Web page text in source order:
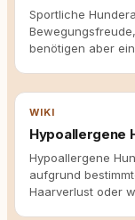
Sportliche
benötigen aber
WIKI
Hypoallergene
Hypoallergene
aufgrund
Haarverlust oder